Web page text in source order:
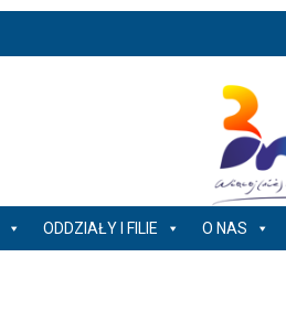
ODDZIAŁY I FILIE O NAS